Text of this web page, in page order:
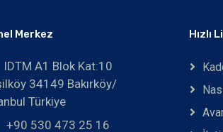
Merkez
IDTM A1 Blok Kat:10
34149 Bakırköy/
Türkiye
+90 530 473 25 16
Hızlı